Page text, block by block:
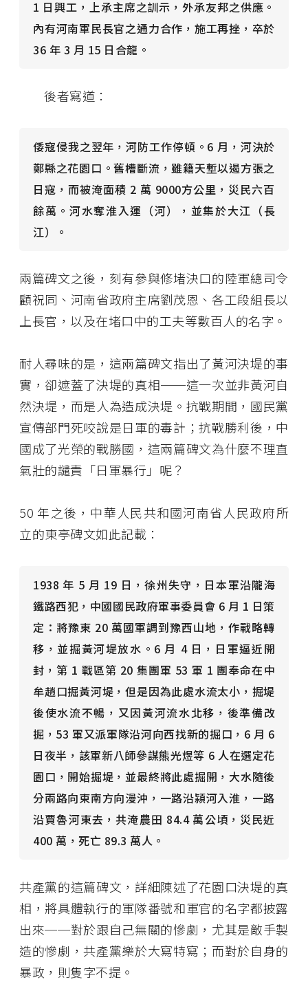
1 日興工，上承主席之訓示，外承友邦之供應。
內有河南軍民長官之通力合作，施工再挫，卒於
36 年 3 月 15 日合龍。
後者寫道：
倭寇侵我之翌年，河防工作停頓。6 月，河決於
鄭縣之花園口。舊槽斷流，雖籍天塹以遏方張之
日寇，而被淹面積 2 萬 9000方公里，災民六百
餘萬。河水奪淮入運（河），並集於大江（長
江）。
兩篇碑文之後，刻有參與修堵決口的陸軍總司令
顧祝同、河南省政府主席劉茂恩、各工段組長以
上長官，以及在堵口中的工夫等數百人的名字。
耐人尋味的是，這兩篇碑文指出了黃河決堤的事
實，卻遮蓋了決堤的真相──這一次並非黃河自
然決堤，而是人為造成決堤。抗戰期間，國民黨
宣傳部門死咬說是日軍的毒計；抗戰勝利後，中
國成了光榮的戰勝國，這兩篇碑文為什麼不理直
氣壯的譴責「日軍暴行」呢？
50 年之後，中華人民共和國河南省人民政府所
立的東亭碑文如此記載：
1938 年 5 月 19 日，徐州失守，日本軍沿隴海
鐵路西犯，中國國民政府軍事委員會 6 月 1 日策
定：將豫東 20 萬國軍調到豫西山地，作戰略轉
移，並掘黃河堤放水。6 月 4 日，日軍逼近開
封，第 1 戰區第 20 集團軍 53 軍 1 團奉命在中
牟趙口掘黃河堤，但是因為此處水流太小，掘堤
後使水流不暢，又因黃河流水北移，後準備改
掘，53 軍又派軍隊沿河向西找新的掘口，6 月 6
日夜半，該軍新八師參謀熊光煜等 6 人在選定花
園口，開始掘堤，並最終將此處掘開，大水隨後
分兩路向東南方向漫沖，一路沿潁河入淮，一路
沿賈魯河東去，共淹農田 84.4 萬公頃，災民近
400 萬，死亡 89.3 萬人。
共產黨的這篇碑文，詳細陳述了花園口決堤的真
相，將具體執行的軍隊番號和軍官的名字都披露
出來──對於跟自己無關的慘劇，尤其是敵手製
造的慘劇，共產黨樂於大寫特寫；而對於自身的
暴政，則隻字不提。